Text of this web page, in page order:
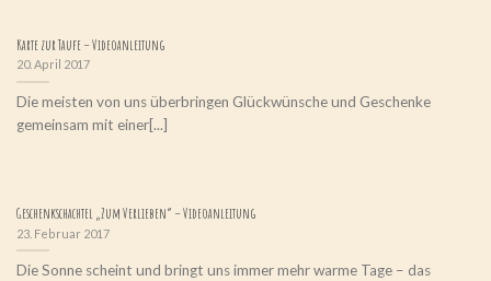
Karte zur Taufe – Videoanleitung
20. April 2017
Die meisten von uns überbringen Glückwünsche und Geschenke
gemeinsam mit einer[...]
Geschenkschachtel „Zum Verlieben“ – Videoanleitung
23. Februar 2017
Die Sonne scheint und bringt uns immer mehr warme Tage – das